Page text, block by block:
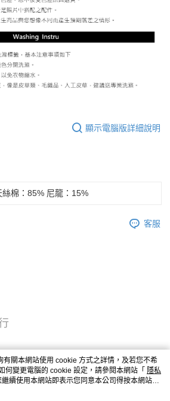
顯示電腦版詳細說明
絲棉：85% 尼龍：15%
客服
關本網站使用 cookie 方式之詳情，及若您不希
何變更電腦的 cookie 設定，請參閱本網站「 隱私
續使用本網站即表示您同意本公司得按本網站使
。